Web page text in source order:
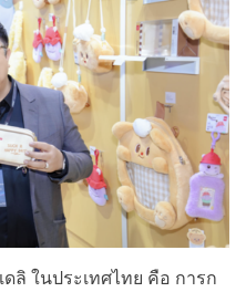
ลิ ในประเทศไทย คือ การก